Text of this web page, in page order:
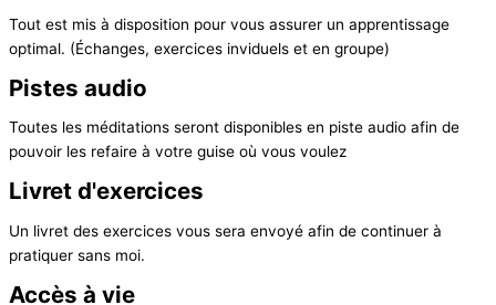
Tout est mis à disposition pour vous assurer un apprentissage
optimal. (Échanges, exercices inviduels et en groupe)
Pistes audio
Toutes les méditations seront disponibles en piste audio afin de
pouvoir les refaire à votre guise où vous voulez
Livret d'exercices
Un livret des exercices vous sera envoyé afin de continuer à
pratiquer sans moi.
Accès à vie